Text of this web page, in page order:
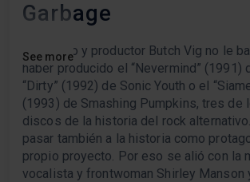
Garbage
Al músico y productor Butch Vig no le
haber producido el “Nevermind” (1991)
“Dirty” (1992) de Sonic Youth o el
(1993) de Smashing Pumpkins, tres de
discos de la historia del rock
pasar también a la historia como
propio proyecto. Por eso se alió con la
vocalista y frontwoman Shirley Manson
See more